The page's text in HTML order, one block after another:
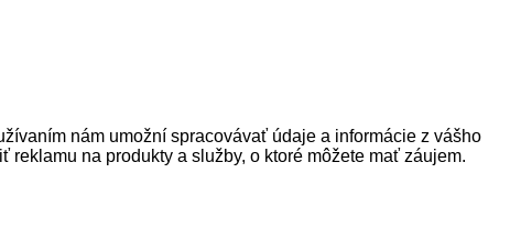
nám umožní spracovávať údaje a informácie z vášho
na produkty a služby, o ktoré môžete mať záujem.